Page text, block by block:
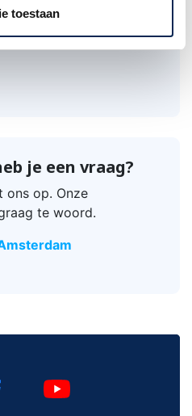
toestaan
je een vraag?
ons op. Onze
te woord.